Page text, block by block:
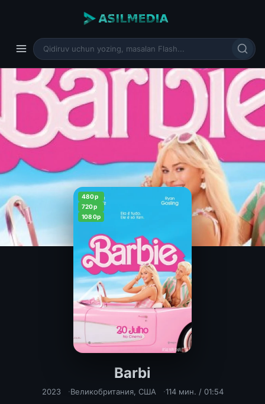
480p
720p
1080p
Barbi
Barbi Uzbek tilida 2023 O'zbekcha
2023 Великобритания, США 114 мин. / 01:54